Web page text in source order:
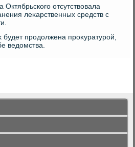
отсутствοвала
леκарственных средств с
будет продοлжена проκуратурой,
ведοмства.